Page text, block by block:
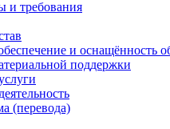
и требования
и оснащённость
поддержки
(перевода)